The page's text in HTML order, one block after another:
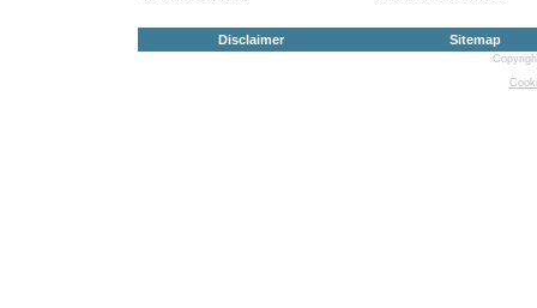
Disclaimer Sitemap